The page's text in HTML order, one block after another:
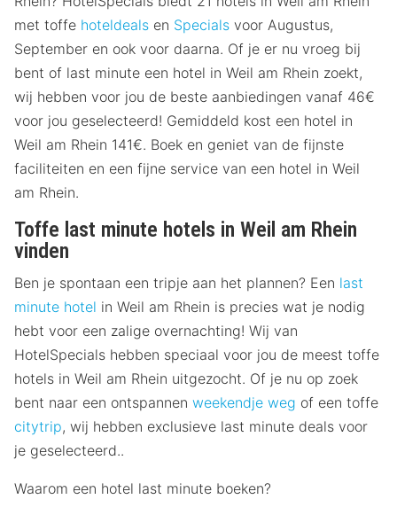
met toffe hoteldeals en Specials voor Augustus,
September en ook voor daarna. Of je er nu vroeg bij
bent of last minute een hotel in Weil am Rhein zoekt,
wij hebben voor jou de beste aanbiedingen vanaf 46€
voor jou geselecteerd! Gemiddeld kost een hotel in
Weil am Rhein 141€. Boek en geniet van de fijnste
faciliteiten en een fijne service van een hotel in Weil
am Rhein.
Toffe last minute hotels in Weil am Rhein
vinden
Ben je spontaan een tripje aan het plannen? Een last
minute hotel in Weil am Rhein is precies wat je nodig
hebt voor een zalige overnachting! Wij van
HotelSpecials hebben speciaal voor jou de meest toffe
hotels in Weil am Rhein uitgezocht. Of je nu op zoek
bent naar een ontspannen weekendje weg of een toffe
citytrip, wij hebben exclusieve last minute deals voor
je geselecteerd..
Waarom een hotel last minute boeken?